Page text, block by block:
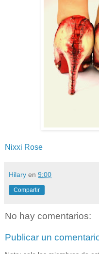
Nixxi Rose
Hilary en 9:00
Compartir
No hay comentarios:
Publicar un